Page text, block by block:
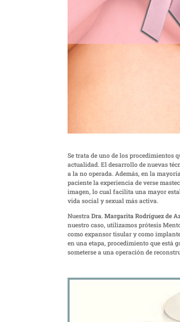
Se trata de uno de los procedimientos
actualidad. El desarrollo de nuevas
a la no operada. Además, en la
paciente la experiencia de verse
imagen, lo cual facilita una mayor
vida social y sexual más activa.
NuestraDra. Margarita Rodríguez de
nuestro caso, utilizamos prótesis
como expansor tisular y como
en una etapa, procedimiento que está
someterse a una operación de